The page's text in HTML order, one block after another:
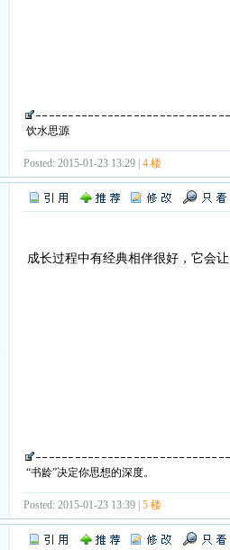
饮水思源
Posted: 2015-01-23 13:29 | 4 楼
成长过程中有经典相伴很好，它会
“书龄”决定你思想的深度。
Posted: 2015-01-23 13:39 | 5 楼